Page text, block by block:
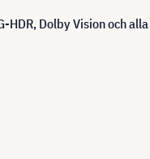
HDR, Dolby Vision och